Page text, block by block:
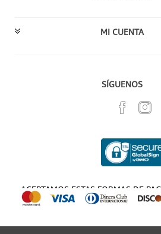
MI CUENTA
SÍGUENOS
ACEPTAMOS ESTAS FORMAS DE